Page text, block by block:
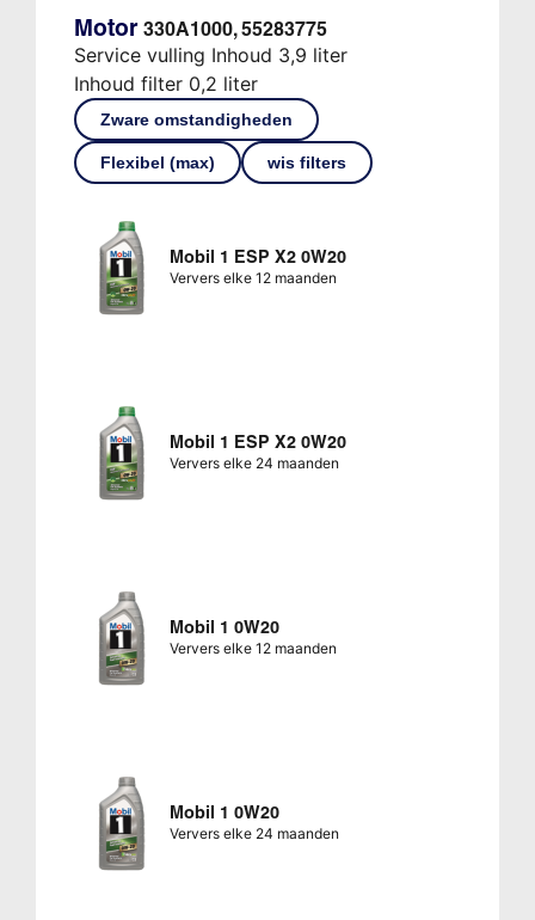
Motor 330A1000, 55283775
Service vulling Inhoud 3,9 liter
Inhoud filter 0,2 liter
Zware omstandigheden
Flexibel (max) wis filters
Mobil 1 ESP X2 0W20
Ververs elke 12 maanden
Mobil 1 ESP X2 0W20
Ververs elke 24 maanden
Mobil 1 0W20
Ververs elke 12 maanden
Mobil 1 0W20
Ververs elke 24 maanden